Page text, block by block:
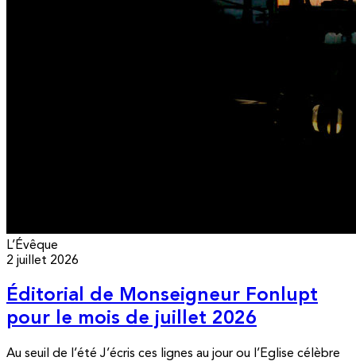
L’Évêque
2 juillet 2026
Éditorial de Monseigneur Fonlupt
pour le mois de juillet 2026
Au seuil de l’été J’écris ces lignes au jour ou l’Eglise célèbre